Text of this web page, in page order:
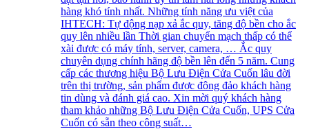
hàng khó tính nhất. Những tính năng ưu việt của
IHTECH: Tự động nạp xả ắc quy, tăng độ bền cho ắc
quy lên nhiều lần Thời gian chuyển mạch thấp có thể
xài được có máy tính, server, camera, … Ắc quy
chuyên dụng chính hãng độ bền lên đến 5 năm. Cung
cấp các thương hiệu Bộ Lưu Điện Cửa Cuốn lâu đời
trên thị trường, sản phẩm được đông đảo khách hàng
tin dùng và đánh giá cao. Xin mời quý khách hàng
tham khảo những Bộ Lưu Điện Cửa Cuốn, UPS Cửa
Cuốn có sẵn theo công suất…